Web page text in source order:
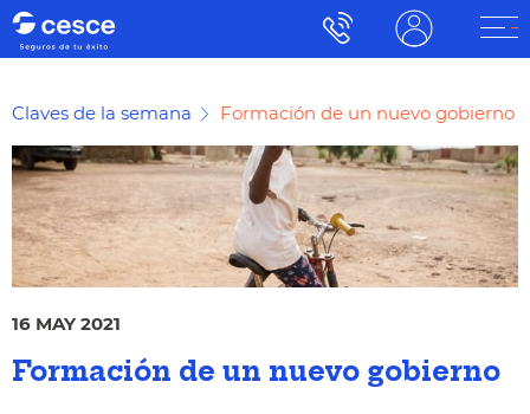
Claves de la semana Formación de un nuevo gobierno
16 MAY 2021
Formación de un nuevo gobierno